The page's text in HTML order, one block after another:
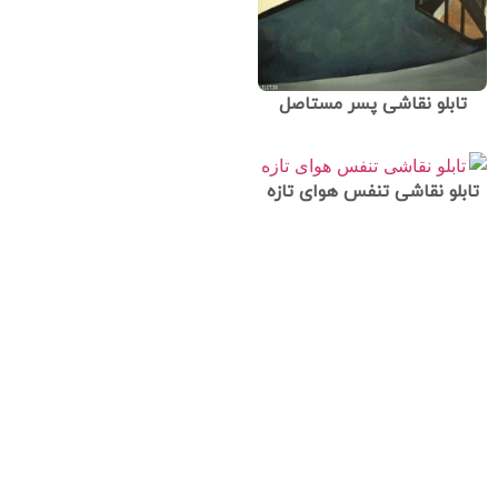
تابلو نقاشی پسر مستاصل
تابلو نقاشی تنفس هوای تازه